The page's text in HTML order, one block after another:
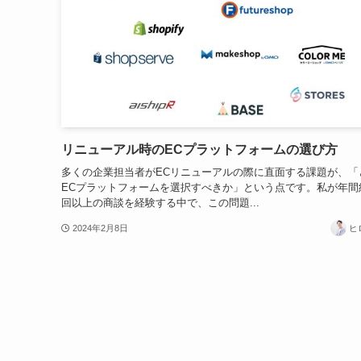
リニューアル時のECプラットフォームの選び方
多くの企業担当者がECリニューアルの際に直面する課題が、「
ECプラットフォームを選択すべきか」という点です。私が年間
回以上の商談を経験する中で、この問題...
2024年2月8日 ヒ